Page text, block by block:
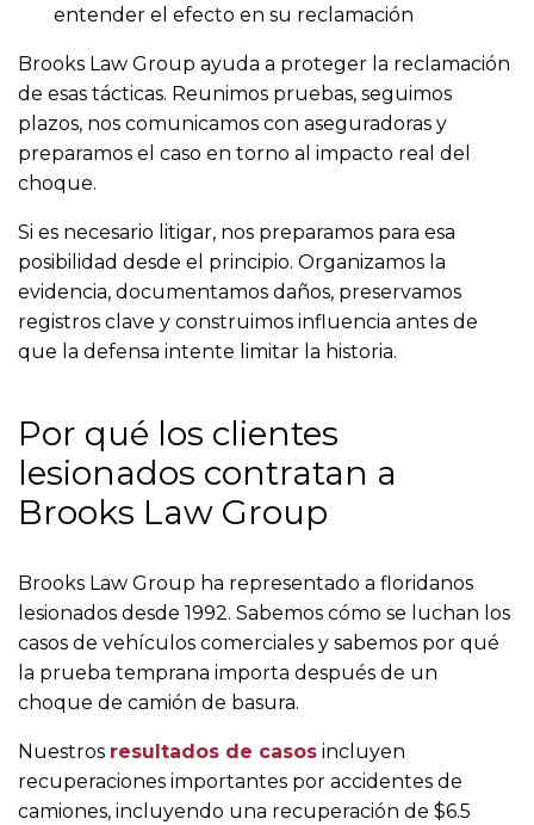
entender el efecto en su reclamación
Brooks Law Group ayuda a proteger la reclamación
de esas tácticas. Reunimos pruebas, seguimos
plazos, nos comunicamos con aseguradoras y
preparamos el caso en torno al impacto real del
choque.
Si es necesario litigar, nos preparamos para esa
posibilidad desde el principio. Organizamos la
evidencia, documentamos daños, preservamos
registros clave y construimos influencia antes de
que la defensa intente limitar la historia.
Por qué los clientes
lesionados contratan a
Brooks Law Group
Brooks Law Group ha representado a floridanos
lesionados desde 1992. Sabemos cómo se luchan los
casos de vehículos comerciales y sabemos por qué
la prueba temprana importa después de un
choque de camión de basura.
Nuestros resultados de casos incluyen
recuperaciones importantes por accidentes de
camiones, incluyendo una recuperación de $6.5